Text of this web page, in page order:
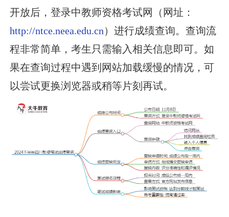
开放后，登录中教师资格考试网（网址：
http://ntce.neea.edu.cn）进行成绩查询。查询流
程非常简单，考生只需输入相关信息即可。如
果在查询过程中遇到网站加载缓慢的情况，可
以尝试更换浏览器或稍等片刻再试。